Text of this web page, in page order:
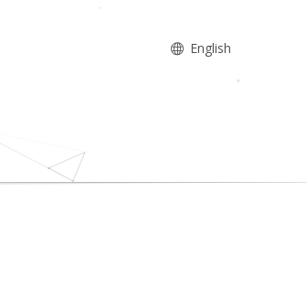
English